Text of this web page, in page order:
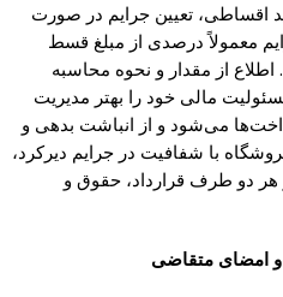
اقساطی، تعیین جرایم در صورت
معمولاً درصدی از مبلغ قسط
از مقدار و نحوه محاسبه
مالی خود را بهتر مدیریت
می‌شود و از انباشت بدهی و
با شفافیت در جرایم دیرکرد،
هر دو طرف قرارداد، حقوق و